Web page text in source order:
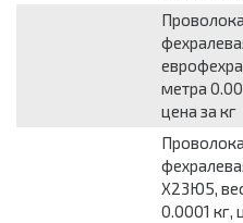
Проволока
метра
цена за кг
Проволока
Х23Ю5,
0.0001 кг,